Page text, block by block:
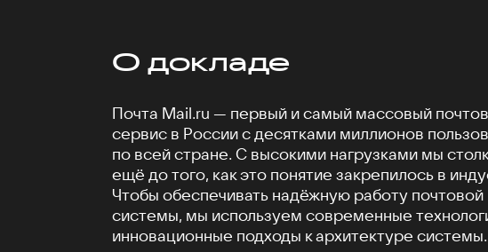
О докладе
Почта Mail.ru — первый и самый массовый
сервис в России с десятками миллионов
по всей стране. С высокими нагрузками мы
ещё до того, как это понятие закрепилось в
Чтобы обеспечивать надёжную работу почтовой
системы, мы используем современные
инновационные подходы к архитектуре системы.